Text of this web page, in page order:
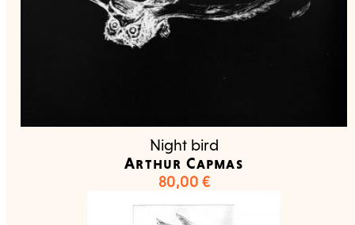
Night bird
Arthur Capmas
80,00 €